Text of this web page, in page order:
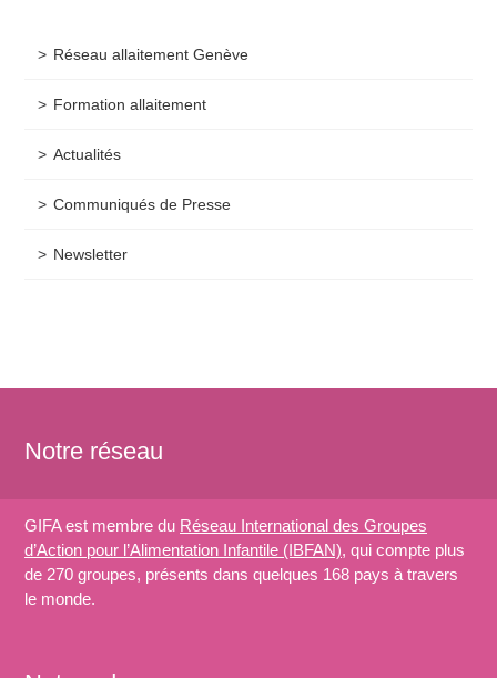
Réseau allaitement Genève
Formation allaitement
Actualités
Communiqués de Presse
Newsletter
Notre réseau
GIFA est membre du Réseau International des Groupes
d’Action pour l’Alimentation Infantile (IBFAN), qui compte plus
de 270 groupes, présents dans quelques 168 pays à travers
le monde.